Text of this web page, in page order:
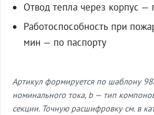
Отвод тепла через корпус —
Работоспособность при
мин — по паспорту
Артикул формируется по шаблону
номинального тока, b — тип
секции. Точную расшифровку см. в